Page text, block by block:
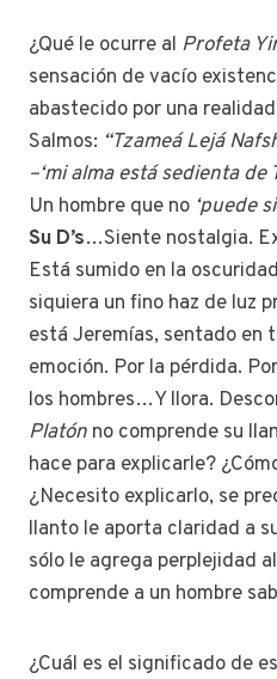
¿Qué le ocurre al Profeta
sensación de vacío
abastecido por una
Salmos: “Tzameá Lejá
–‘mi alma está sedienta
Un hombre que no ‘puede
Su D’s…Siente nostalgia.
Está sumido en la
siquiera un fino haz de luz
está Jeremías, sentado en
emoción. Por la pérdida.
los hombres…Y llora.
Platón no comprende su
hace para explicarle?
¿Necesito explicarlo, se
llanto le aporta claridad a
sólo le agrega perplejidad
comprende a un hombre
¿Cuál es el significado de